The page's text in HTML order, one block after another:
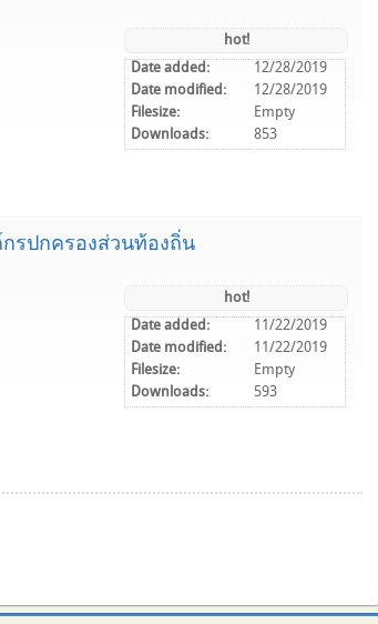
hot!
Date added:
12/28/2019
Date modified:
12/28/2019
Filesize:
Empty
Downloads:
853
รปกครองส่วนท้องถิ่น
hot!
Date added:
11/22/2019
Date modified:
11/22/2019
Filesize:
Empty
Downloads:
593